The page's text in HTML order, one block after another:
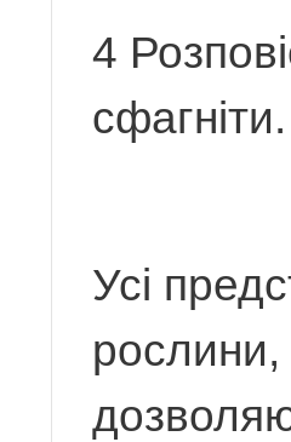
4
сфагніти.
Усі
рослини,